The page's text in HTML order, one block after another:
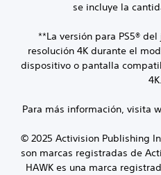
se incluye la
**La versión para PS5®
resolución 4K durante el
dispositivo o pantalla
4K.
Para más información, visita
© 2025 Activision Publishing
son marcas registradas de
HAWK es una marca